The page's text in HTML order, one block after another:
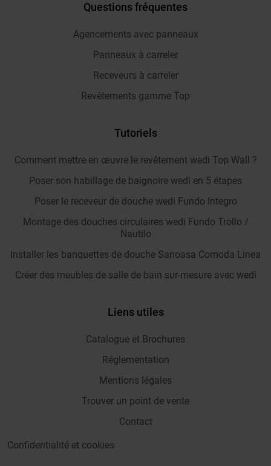
Questions fréquentes
Agencements avec panneaux
Panneaux à carreler
Receveurs à carreler
Revêtements gamme Top
Tutoriels
Comment mettre en œuvre le revêtement wedi Top Wall ?
Poser son habillage de baignoire wedi en 5 étapes
Poser le receveur de douche wedi Fundo Integro
Montage des douches circulaires wedi Fundo Trollo /
Nautilo
Installer les banquettes de douche Sanoasa Comoda Linea
Créer des meubles de salle de bain sur-mesure avec wedi
Liens utiles
Catalogue et Brochures
Réglementation
Mentions légales
Trouver un point de vente
Contact
Confidentialité et cookies